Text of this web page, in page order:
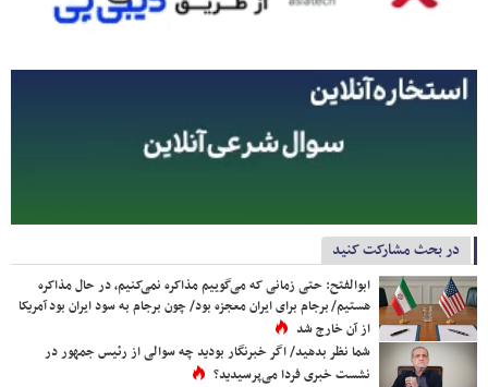
در بحث مشارکت کنید
ابوالفتح: حتی زمانی که می‌گوییم مذاکره نمی‌کنیم، در حال مذاکره
هستیم/ برجام برای ایران معجزه بود/ چون برجام به سود ایران بود آمریکا
از آن خارج شد
شما نظر بدهید/ اگر خبرنگار بودید چه سوالی از رئیس جمهور در
نشست خبری فردا می‌پرسیدید؟